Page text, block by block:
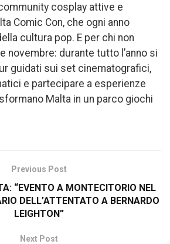
cosplay attive e
Comic Con, che ogni anno
cultura pop. E per chi non
novembre: durante tutto l’anno si
guidati sui set cinematografici,
e partecipare a esperienze
Malta in un parco giochi
Previous Post
“EVENTO A MONTECITORIO NEL
DELL’ATTENTATO A BERNARDO
LEIGHTON”
Next Post